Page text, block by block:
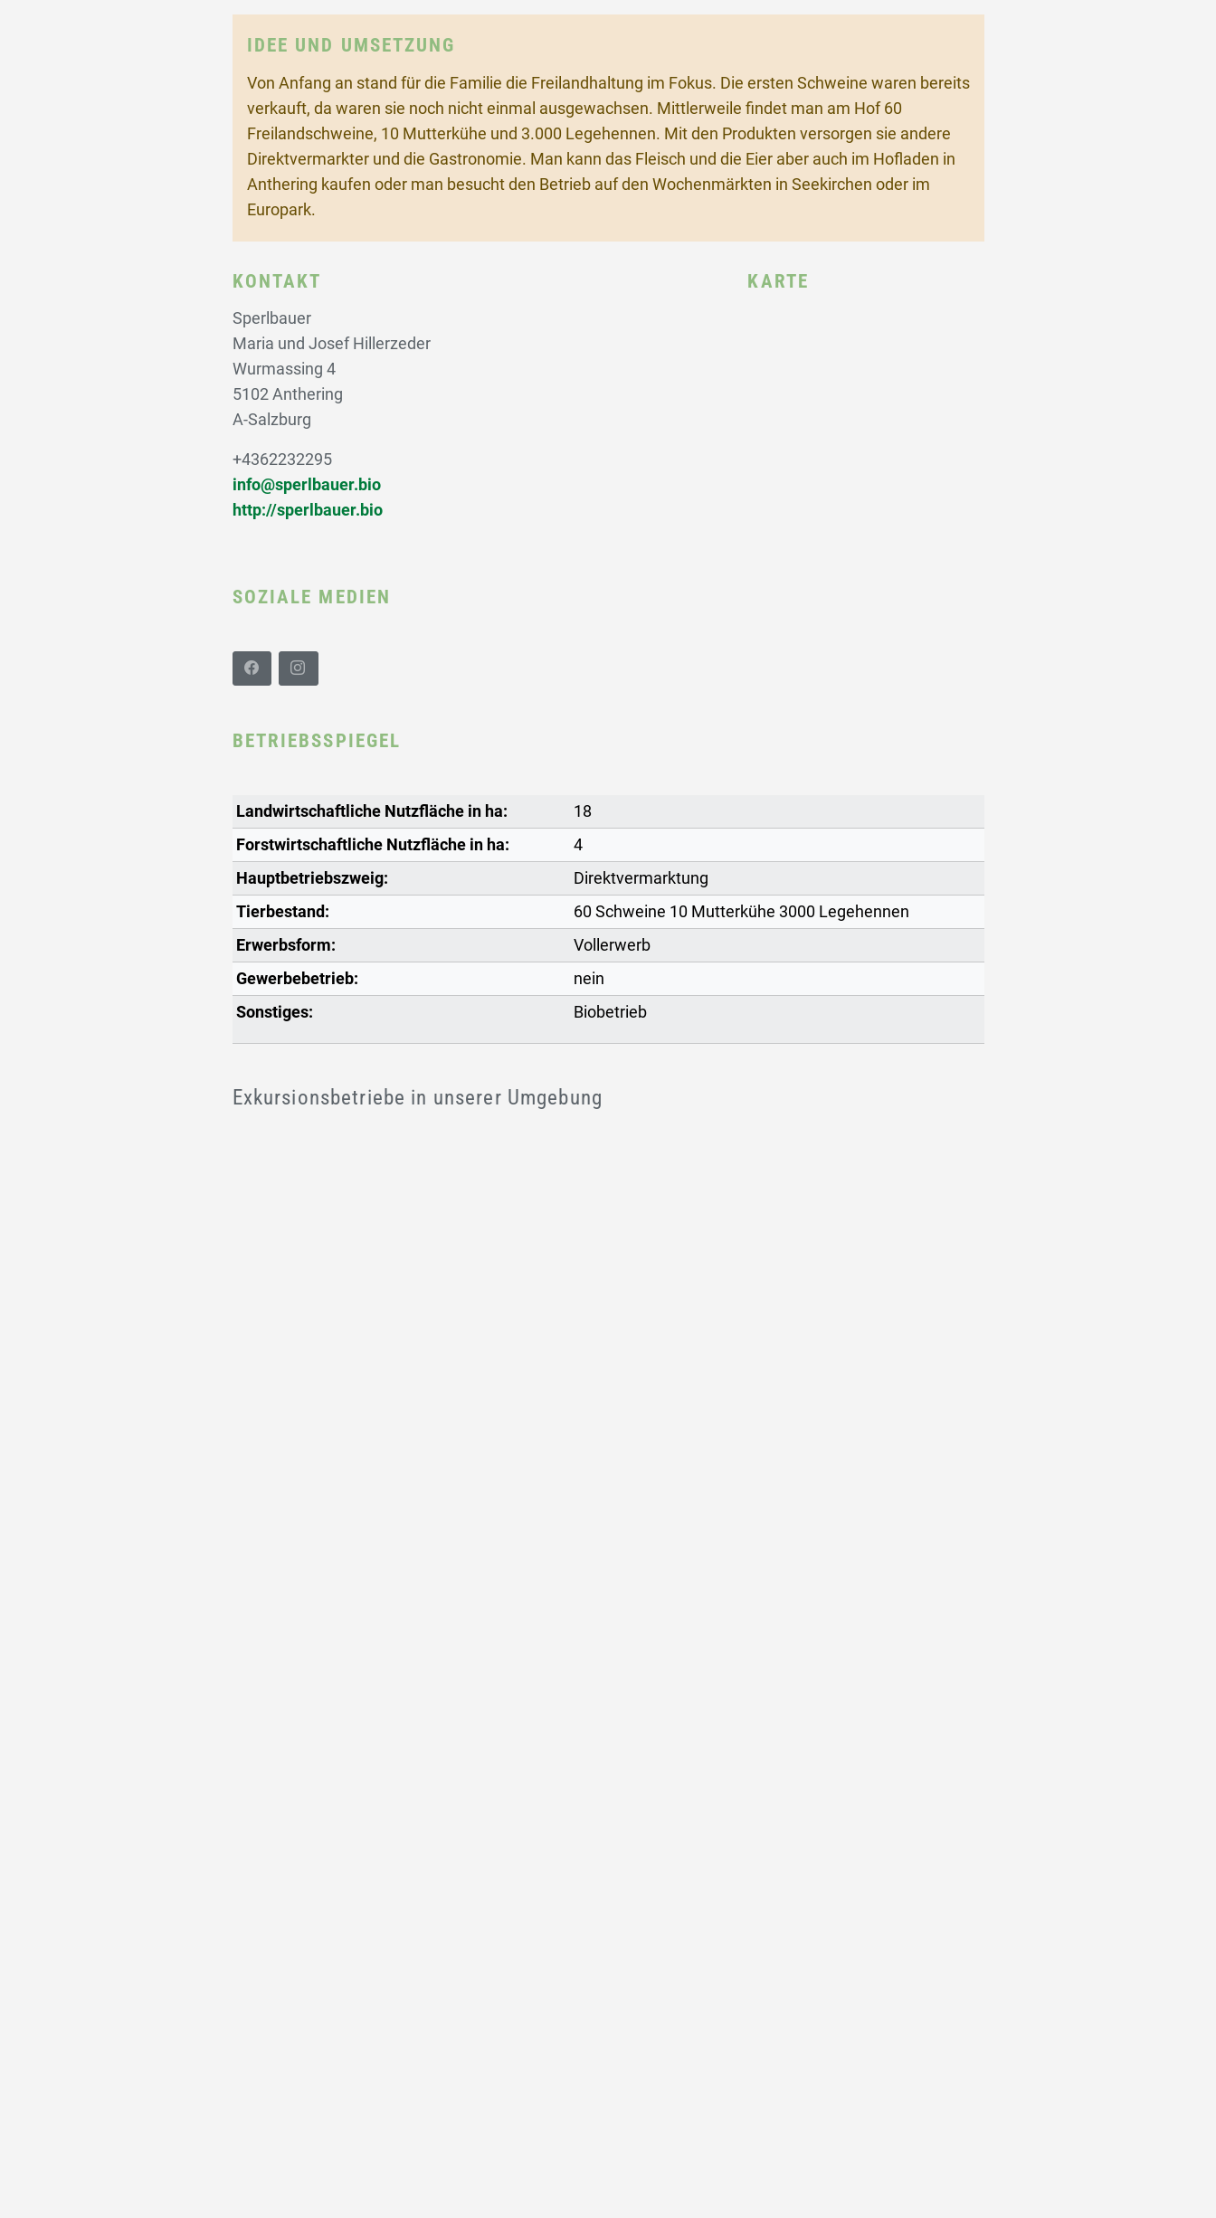
IDEE UND UMSETZUNG
Von Anfang an stand für die Familie die Freilandhaltung im Fokus. Die ersten Schweine waren bereits
verkauft, da waren sie noch nicht einmal ausgewachsen. Mittlerweile findet man am Hof 60
Freilandschweine, 10 Mutterkühe und 3.000 Legehennen. Mit den Produkten versorgen sie andere
Direktvermarkter und die Gastronomie. Man kann das Fleisch und die Eier aber auch im Hofladen in
Anthering kaufen oder man besucht den Betrieb auf den Wochenmärkten in Seekirchen oder im
Europark.
KONTAKT
Sperlbauer
Maria und Josef Hillerzeder
Wurmassing 4
5102 Anthering
A-Salzburg
+4362232295
info@sperlbauer.bio
http://sperlbauer.bio
KARTE
SOZIALE MEDIEN
BETRIEBSSPIEGEL
Landwirtschaftliche Nutzfläche in ha:
18
Forstwirtschaftliche Nutzfläche in ha:
4
Hauptbetriebszweig:
Direktvermarktung
Tierbestand:
60 Schweine 10 Mutterkühe 3000 Legehennen
Erwerbsform:
Vollerwerb
Gewerbebetrieb:
nein
Sonstiges:
Biobetrieb
Exkursionsbetriebe in unserer Umgebung